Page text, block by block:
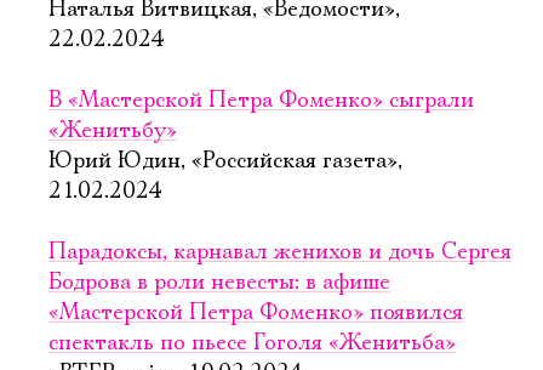
Наталья Витвицкая, «Ведомости»,
22.02.2024
В «Мастерской Петра Фоменко» сыграли
«Женитьбу»
Юрий Юдин, «Российская газета»,
21.02.2024
Парадоксы, карнавал женихов и дочь Сергея
Бодрова в роли невесты: в афише
«Мастерской Петра Фоменко» появился
спектакль по пьесе Гоголя «Женитьба»